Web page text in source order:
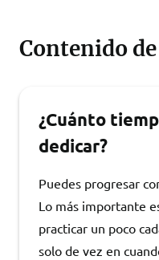
Contenido
¿Cuánto
dedicar?
Puedes progresar
Lo más importante
practicar un poco
solo de vez en